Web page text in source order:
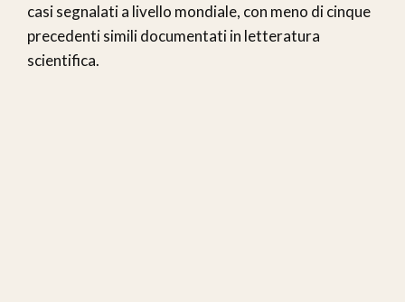
casi segnalati a livello mondiale, con meno di cinque
precedenti simili documentati in letteratura
scientifica.